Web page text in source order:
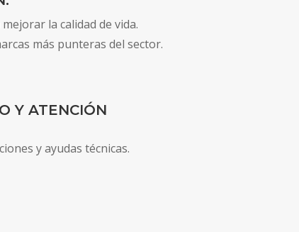
la calidad de vida.
más punteras del sector.
Y ATENCIÓN
y ayudas técnicas.